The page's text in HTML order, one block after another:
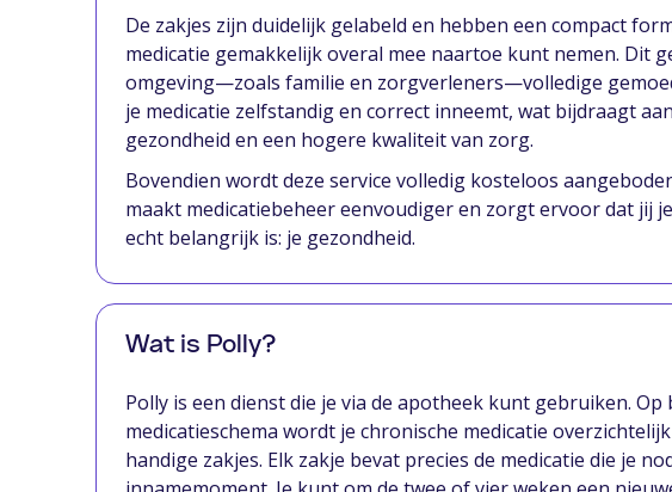
De zakjes zijn duidelijk gelabeld en hebben een compact
medicatie gemakkelijk overal mee naartoe kunt nemen. Dit
omgeving—zoals familie en zorgverleners—volledige
je medicatie zelfstandig en correct inneemt, wat bijdraagt
gezondheid en een hogere kwaliteit van zorg.
Bovendien wordt deze service volledig kosteloos
maakt medicatiebeheer eenvoudiger en zorgt ervoor dat jij
echt belangrijk is: je gezondheid.
Wat is Polly?
Polly is een dienst die je via de apotheek kunt gebruiken. Op
medicatieschema wordt je chronische medicatie
handige zakjes. Elk zakje bevat precies de medicatie die je